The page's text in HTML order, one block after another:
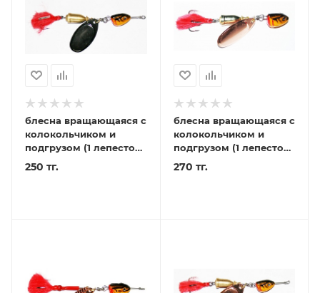
блесна вращающаяся с
колокольчиком и
подгрузом (1 лепесток)
23гр (уп-5шт)
250 тг.
блесна вращающаяся с
колокольчиком и
подгрузом (1 лепесток)
27гр (уп-5шт)
270 тг.